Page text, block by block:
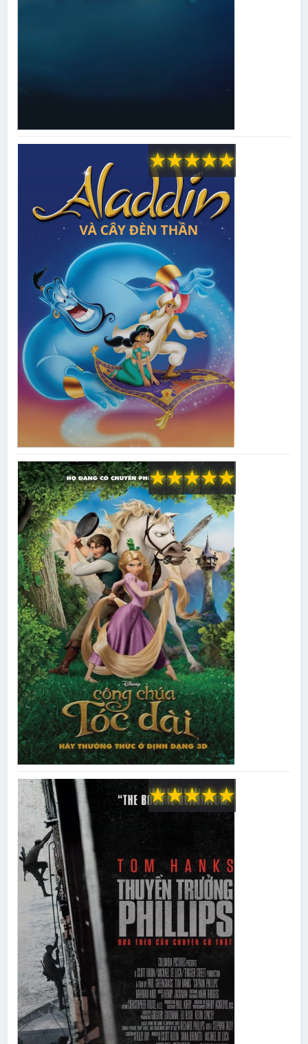
★
★
★
★
★
★
★
★
★
★
★
★
★
★
★